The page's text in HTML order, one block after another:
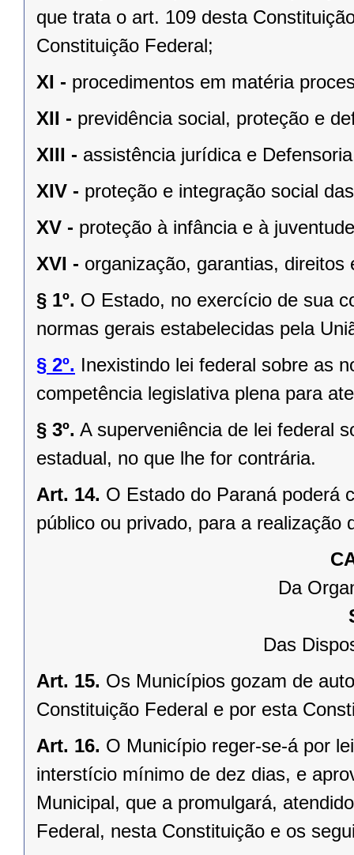
que trata o art. 109 desta
Constituição Federal;
XI - procedimentos em matéria
XII - previdência social, proteção e
XIII - assistência jurídica e
XIV - proteção e integração social
XV - proteção à infância e à
XVI - organização, garantias,
§ 1º. O Estado, no exercício de sua
normas gerais estabelecidas pela
§ 2º. Inexistindo lei federal sobre as
competência legislativa plena para
§ 3º. A superveniência de lei federal
estadual, no que lhe for contrária.
Art. 14. O Estado do Paraná poderá
público ou privado, para a realização
Da
Das
Art. 15. Os Municípios gozam de
Constituição Federal e por esta
Art. 16. O Município reger-se-á por
interstício mínimo de dez dias, e
Municipal, que a promulgará,
Federal, nesta Constituição e os